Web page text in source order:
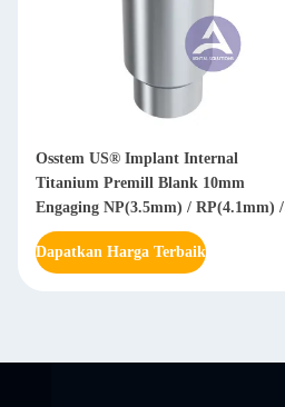
Osstem US® Implant Internal
Titanium Premill Blank 10mm
Engaging NP(3.5mm) / RP(4.1mm) /
WP(5.1mm)
Dapatkan Harga Terbaik